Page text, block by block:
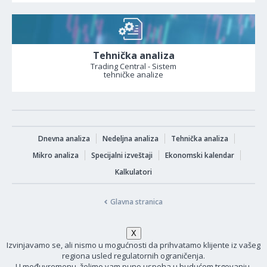
Tehnička analiza
Trading Central - Sistem
tehničke analize
Dnevna analiza Nedeljna analiza
Tehnička analiza
Mikro analiza
Specijalni izveštaji
Ekonomski kalendar
Kalkulatori
Glavna stranica
Izvinjavamo se, ali nismo u mogućnosti da prihvatamo klijente iz vašeg
regiona usled regulatornih ograničenja.